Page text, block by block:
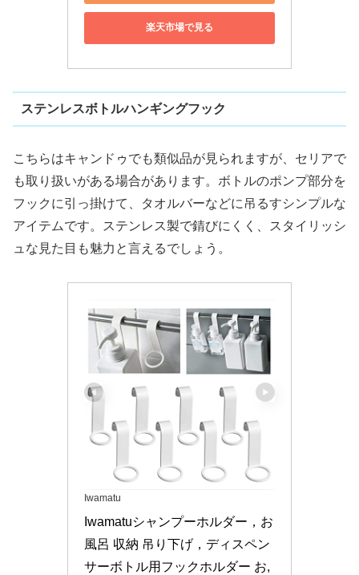
楽天市場で見る
ステンレスボトルハンギングフック
こちらはキャンドゥでも類似品が見られますが、セリアで
も取り扱いがある場合があります。ボトルのポンプ部分を
フックに引っ掛けて、タオルバーなどに吊るすシンプルな
アイテムです。ステンレス製で錆びにくく、スタイリッシ
ュな見た目も魅力と言えるでしょう。
Iwamatu
Iwamatuシャンプーホルダー，お
風呂 収納 吊り下げ，ディスペン
サーボトル用フックホルダー お,